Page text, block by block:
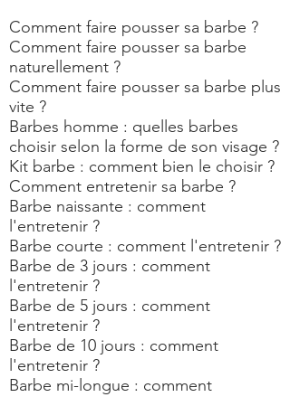
Comment faire pousser sa barbe ?
Comment faire pousser sa barbe
naturellement ?
Comment faire pousser sa barbe plus
vite ?
Barbes homme : quelles barbes
choisir selon la forme de son visage ?
Kit barbe : comment bien le choisir ?
Comment entretenir sa barbe ?
Barbe naissante : comment
l'entretenir ?
Barbe courte : comment l'entretenir ?
Barbe de 3 jours : comment
l'entretenir ?
Barbe de 5 jours : comment
l'entretenir ?
Barbe de 10 jours : comment
l'entretenir ?
Barbe mi-longue : comment